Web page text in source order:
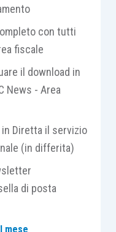
ai lavoratori un
in quattro ambiti
economico-
. Queste
mira a promuovere
nel
rappresenta la
con tutti
fiscale
il download in
News - Area
Diretta il servizio
(in differita)
di posta
mese